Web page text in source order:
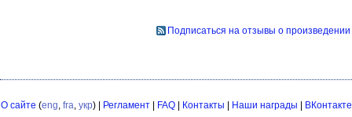
Подписаться на отзывы о произведении
О сайте (eng fra укр) | Регламент| FAQ| Контакты | Наши награды | ВКонтакте